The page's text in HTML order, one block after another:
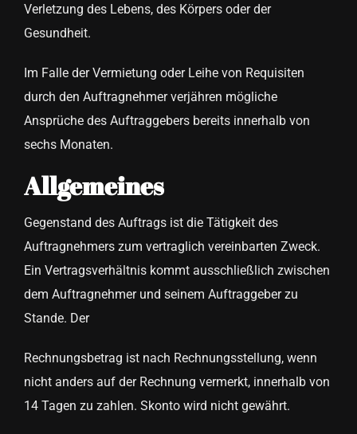
Verletzung des Lebens, des Körpers oder der
Gesundheit.
Im Falle der Vermietung oder Leihe von Requisiten
durch den Auftragnehmer verjähren mögliche
Ansprüche des Auftraggebers bereits innerhalb von
sechs Monaten.
Allgemeines
Gegenstand des Auftrags ist die Tätigkeit des
Auftragnehmers zum vertraglich vereinbarten Zweck.
Ein Vertragsverhältnis kommt ausschließlich zwischen
dem Auftragnehmer und seinem Auftraggeber zu
Stande. Der
Rechnungsbetrag ist nach Rechnungsstellung, wenn
nicht anders auf der Rechnung vermerkt, innerhalb von
14 Tagen zu zahlen. Skonto wird nicht gewährt.